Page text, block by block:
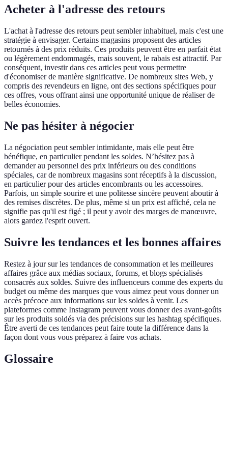
Acheter à l'adresse des retours
L'achat à l'adresse des retours peut sembler inhabituel, mais c'est une
stratégie à envisager. Certains magasins proposent des articles
retournés à des prix réduits. Ces produits peuvent être en parfait état
ou légèrement endommagés, mais souvent, le rabais est attractif. Par
conséquent, investir dans ces articles peut vous permettre
d'économiser de manière significative. De nombreux sites Web, y
compris des revendeurs en ligne, ont des sections spécifiques pour
ces offres, vous offrant ainsi une opportunité unique de réaliser de
belles économies.
Ne pas hésiter à négocier
La négociation peut sembler intimidante, mais elle peut être
bénéfique, en particulier pendant les soldes. N’hésitez pas à
demander au personnel des prix inférieurs ou des conditions
spéciales, car de nombreux magasins sont réceptifs à la discussion,
en particulier pour des articles encombrants ou les accessoires.
Parfois, un simple sourire et une politesse sincère peuvent aboutir à
des remises discrètes. De plus, même si un prix est affiché, cela ne
signifie pas qu'il est figé ; il peut y avoir des marges de manœuvre,
alors gardez l'esprit ouvert.
Suivre les tendances et les bonnes affaires
Restez à jour sur les tendances de consommation et les meilleures
affaires grâce aux médias sociaux, forums, et blogs spécialisés
consacrés aux soldes. Suivre des influenceurs comme des experts du
budget ou même des marques que vous aimez peut vous donner un
accès précoce aux informations sur les soldes à venir. Les
plateformes comme Instagram peuvent vous donner des avant-goûts
sur les produits soldés via des précisions sur les hashtag spécifiques.
Être averti de ces tendances peut faire toute la différence dans la
façon dont vous vous préparez à faire vos achats.
Glossaire